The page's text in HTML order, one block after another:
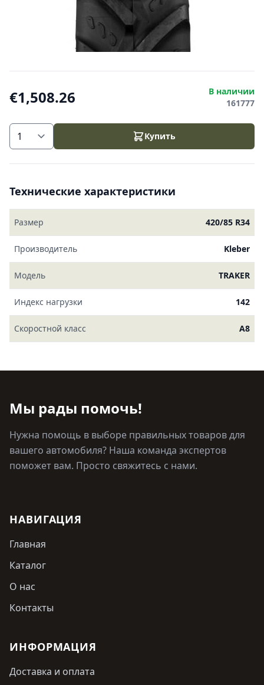
€1,508.26
В наличии
161777
Купить
Технические характеристики
Размер 420/85 R34
Производитель Kleber
Модель TRAKER
Индекс нагрузки 142
Скоростной класс A8
Мы рады помочь!
Нужна помощь в выборе правильных товаров для
вашего автомобиля? Наша команда экспертов
поможет вам. Просто свяжитесь с нами.
НАВИГАЦИЯ
Главная
Каталог
О нас
Контакты
ИНФОРМАЦИЯ
Доставка и оплата